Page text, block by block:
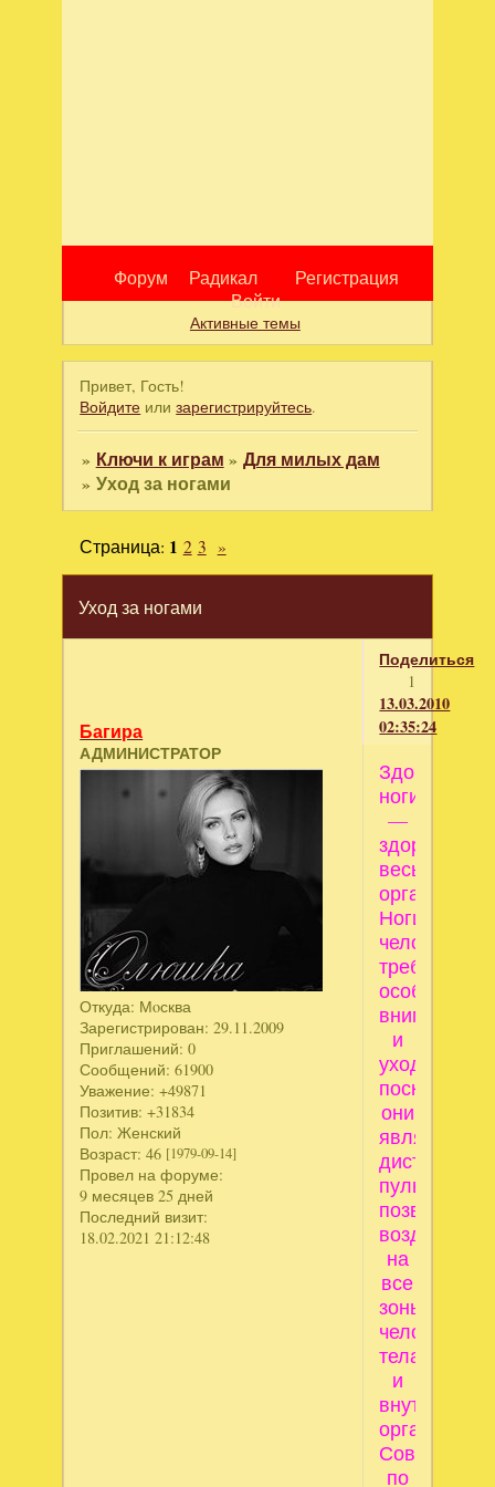
Форум Радикал
Регистрация
Войти
Активные темы
Привет, Гость!
Войдите илизарегистрируйтесь.
» Ключи к играм » Для милых дам
» Уход за ногами
Уход за ногами
Страница: 1 2 3 »
Поделиться
1
13.03.2010
02:35:24
Багира
АДМИНИСТРАТОР
Откуда: Мoсква
Зарегистрирован: 29.11.2009
Приглашений: 0
Сообщений: 61900
Уважение: +49871
Позитив: +31834
Пол: Женский
Возраст: 46 [1979-09-14]
Провел на форуме:
9 месяцев 25 дней
Последний визит:
18.02.2021 21:12:48
Здоровы
ноги
—
здоров
весь
организм.
Ноги
человека
требуют
особого
внимания
и
ухода,
поскольку
они
являются
пультом,
на
все
зоны
тела
и
внутренние
органы.
Советы
по